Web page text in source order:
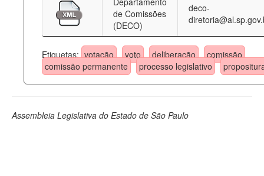
de Comissões
(DECO)
deco-
Etiquetas: votação voto deliberação
comissão
comissão permanente
processo legislativo
Assembleia Legislativa do Estado de São Paulo